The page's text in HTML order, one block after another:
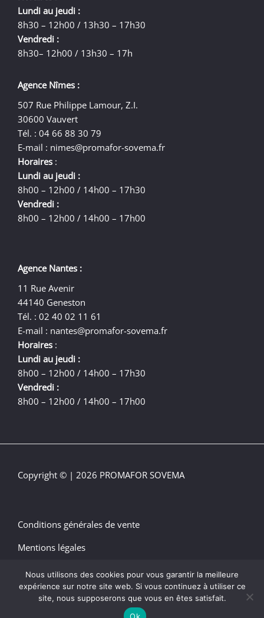
Lundi au jeudi :
8h30 – 12h00 / 13h30 – 17h30
Vendredi :
8h30– 12h00 / 13h30 – 17h
Agence Nîmes :
507 Rue Philippe Lamour, Z.I.
30600 Vauvert
Tél. : 04 66 88 30 79
E-mail : nimes@promafor-sovema.fr
Horaires :
Lundi au jeudi :
8h00 – 12h00 / 14h00 – 17h30
Vendredi :
8h00 – 12h00 / 14h00 – 17h00
Agence Nantes :
11 Rue Avenir
44140 Geneston
Tél. : 02 40 02 11 61
E-mail : nantes@promafor-sovema.fr
Horaires :
Lundi au jeudi :
8h00 – 12h00 / 14h00 – 17h30
Vendredi :
8h00 – 12h00 / 14h00 – 17h00
Copyright © | 2026 PROMAFOR SOVEMA
Conditions générales de vente
Mentions légales
Plan du site
Nous utilisons des cookies pour vous garantir la meilleure
expérience sur notre site web. Si vous continuez à utiliser ce
site, nous supposerons que vous en êtes satisfait.
Ok